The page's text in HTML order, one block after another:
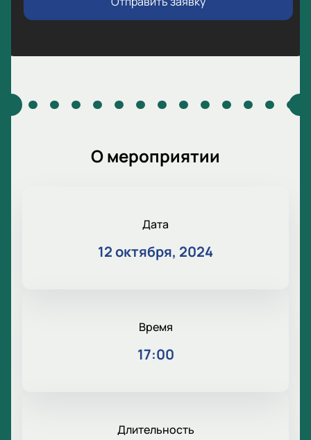
О мероприятии
Дата
12 октября, 2024
Время
17:00
Длительность